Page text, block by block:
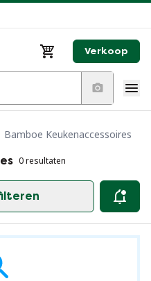
Verkoop
Bamboe Keukenaccessoires
0 resultaten